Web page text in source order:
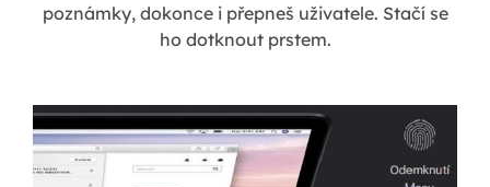
poznámky, dokonce i přepneš uživatele. Stačí se
ho dotknout prstem.